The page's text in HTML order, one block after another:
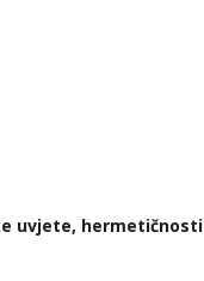
uvjete, hermetičnosti